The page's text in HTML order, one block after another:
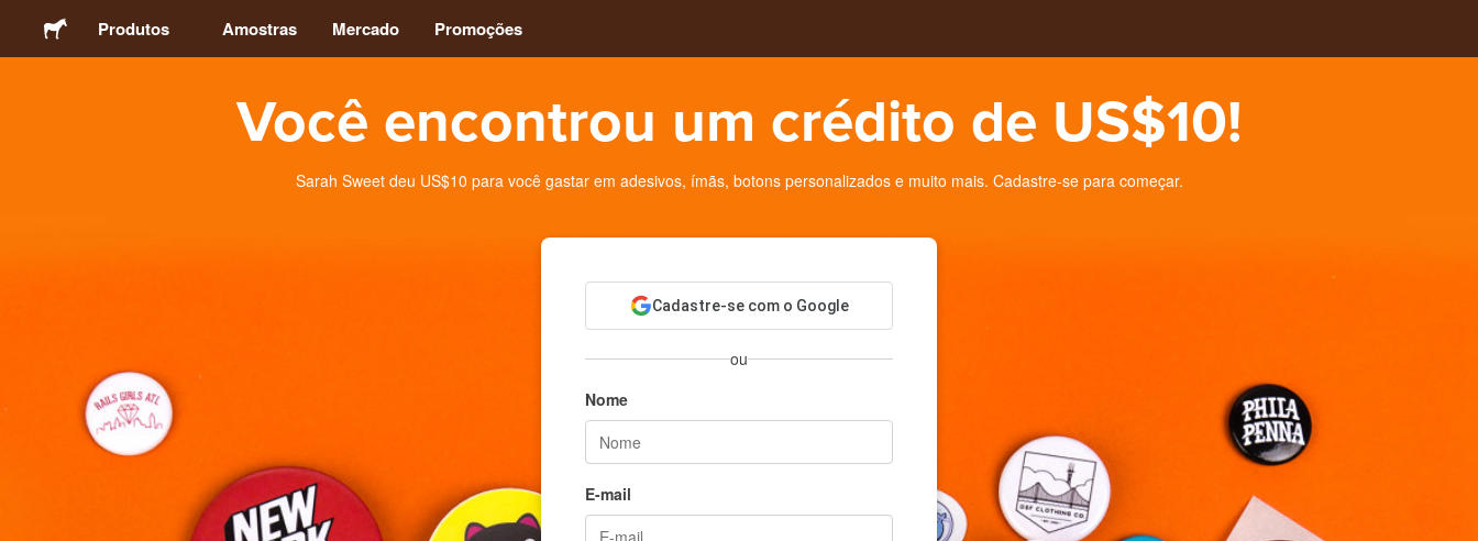
Produtos
Embalagens
Vestuário
Amostras Mercado Promoções
Você encontrou um crédito de US$10!
Sarah Sweet deu US$10 para você gastar em adesivos, ímãs, botons personalizados e muito mais. Cadastre-se para começar.
Cadastre-se com o Google
ou
Nome
E-mail